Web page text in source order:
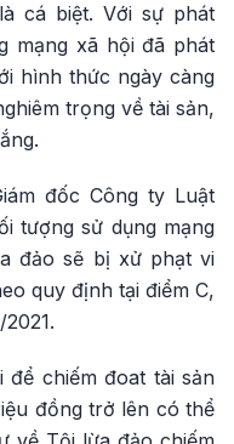
cá biệt. Với sự phát
mạng xã hội đã phát
hình thức ngày càng
trọng về tài sản,
đốc Công ty Luật
tượng sử dụng mạng
đảo sẽ bị xử phạt vi
quy định tại điểm C,
để chiếm đoat tài sản
đồng trở lên có thể